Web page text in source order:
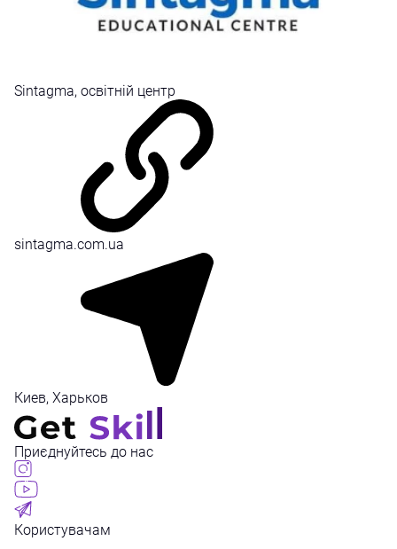
Sintagma, освітній центр
sintagma.com.ua
Киев, Харьков
Приєднуйтесь до нас
Користувачам